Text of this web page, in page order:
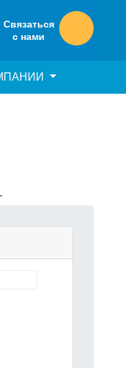
Связаться
с нами